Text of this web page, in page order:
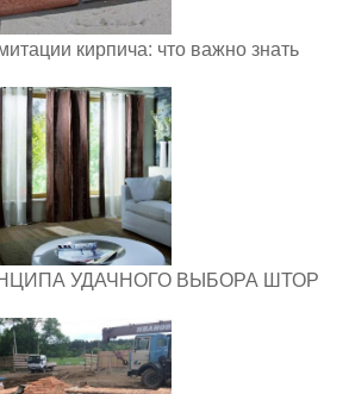
кирпича: что важно знать
УДАЧНОГО ВЫБОРА ШТОР